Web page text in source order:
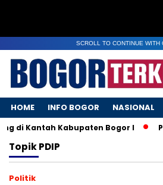
SCROLL TO CONTINUE WITH
HOME INFO BOGOR NASIONAL
di Kantah Kabupaten Bogor I
TopikPDIP
Politik